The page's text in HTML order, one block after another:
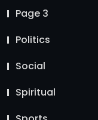
Page 3
Politics
Social
Spiritual